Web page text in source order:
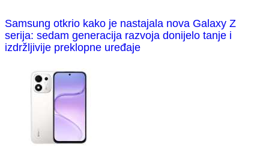
Samsung otkrio kako je nastajala nova Galaxy Z
serija: sedam generacija razvoja donijelo tanje i
izdržljivije preklopne uređaje